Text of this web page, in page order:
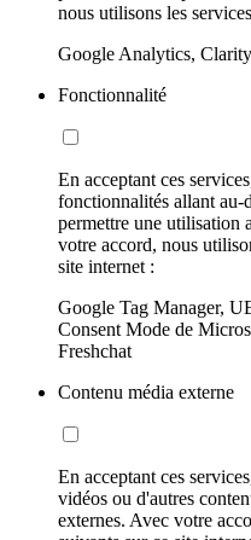
nous utilisons les
Google Analytics,
Fonctionnalité
En acceptant ces
fonctionnalités allant au-
permettre une utilisation
votre accord, nous
site internet :
Google Tag Manager,
Consent Mode de
Freshchat
Contenu média externe
En acceptant ces
vidéos ou d'autres
externes. Avec votre